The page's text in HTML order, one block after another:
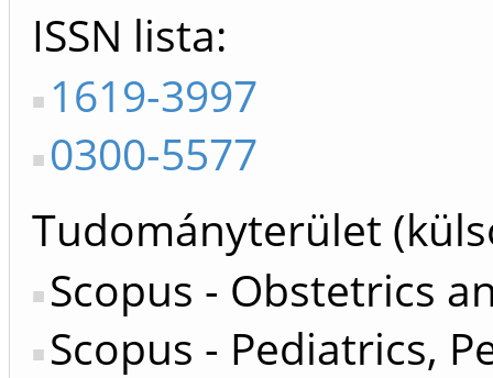
ISSN lista
1619-3997
0300-5577
Tudományterület
Scopus - Obstetrics
Scopus - Pediatrics,